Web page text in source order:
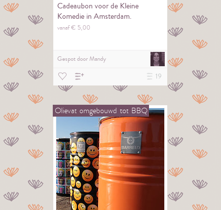
Cadeaubon voor de Kleine
Komedie in Amsterdam.
vanaf € 5,00
Gespot doorMandy
19
Olievat omgebouwd tot BBQ